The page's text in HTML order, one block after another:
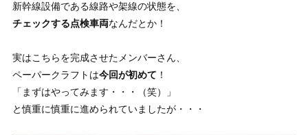
新幹線設備である線路や架線の状態を、
チェックする点検車両なんだとか！
実はこちらを完成させたメンバーさん、
ペーパークラフトは今回が初めて ！
「まずはやってみます・・・（笑）」
と慎重に慎重に進められていましたが・・・